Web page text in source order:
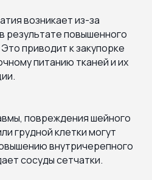
возникает из-за
результате повышенного
приводит к закупорке
питанию тканей и их
повреждения шейного
грудной клетки могут
внутричерепного
сосуды сетчатки.